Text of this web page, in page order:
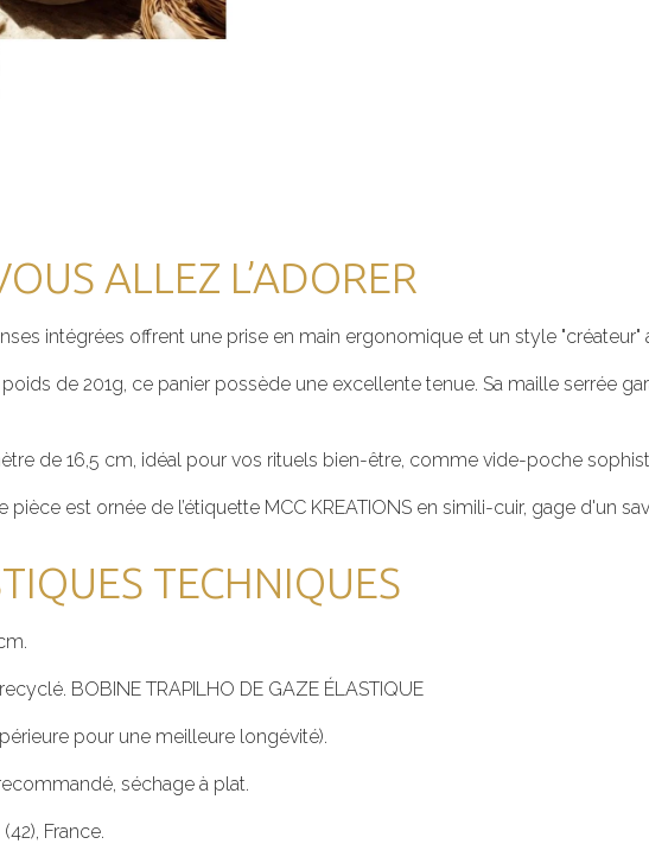
ALLEZ L’ADORER
intégrées offrent une prise en main ergonomique et un style "créateur"
de 201g, ce panier possède une excellente tenue. Sa maille serrée
de 16,5 cm, idéal pour vos rituels bien-être, comme vide-poche
pièce est ornée de l’étiquette MCC KREATIONS en simili-cuir, gage d'un
TECHNIQUES
BOBINE TRAPILHO DE GAZE ÉLASTIQUE
pour une meilleure longévité).
séchage à plat.
France.